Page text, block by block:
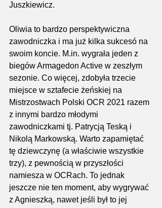
Juszkiewicz.
Oliwia to bardzo perspektywiczna
zawodniczka i ma już kilka sukcesó na
swoim koncie. M.in. wygrała jeden z
biegów Armagedon Active w zeszłym
sezonie. Co więcej, zdobyła trzecie
miejsce w sztafecie żeńskiej na
Mistrzostwach Polski OCR 2021 razem
z innymi bardzo młodymi
zawodniczkami tj. Patrycją Teską i
Nikolą Markowską. Warto zapamiętać
tę dziewczynę (a właściwie wszystkie
trzy), z pewnością w przyszłości
namiesza w OCRach. To jednak
jeszcze nie ten moment, aby wygrywać
z Agnieszką, nawet jeśli był to jej